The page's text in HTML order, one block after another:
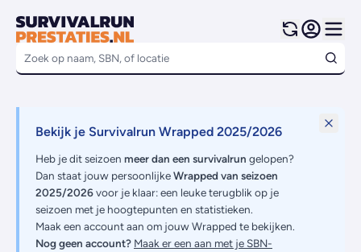
Bekijk je Survivalrun Wrapped 2025/2026
Heb je dit seizoen meer dan een survivalrun gelopen?
Dan staat jouw persoonlijkeWrapped van seizoen
2025/2026voor je klaar: een leuke terugblik op je
seizoen met je hoogtepunten en statistieken.
Maak een account aan om jouw Wrapped te bekijken.
Nog geen account? Maak er een aan met je SBN-